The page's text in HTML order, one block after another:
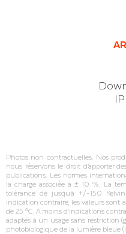
Photos non contractuelles. Nos
nous réservons le droit d’apporter
publications. Les normes
la charge associée à ± 10 %. La
tolérance de jusqu’à +/‐150
indication contraire, les valeurs sont
de 25 °C. A moins d’indications
adaptés à un usage sans restriction
photobiologique de la lumière bleue